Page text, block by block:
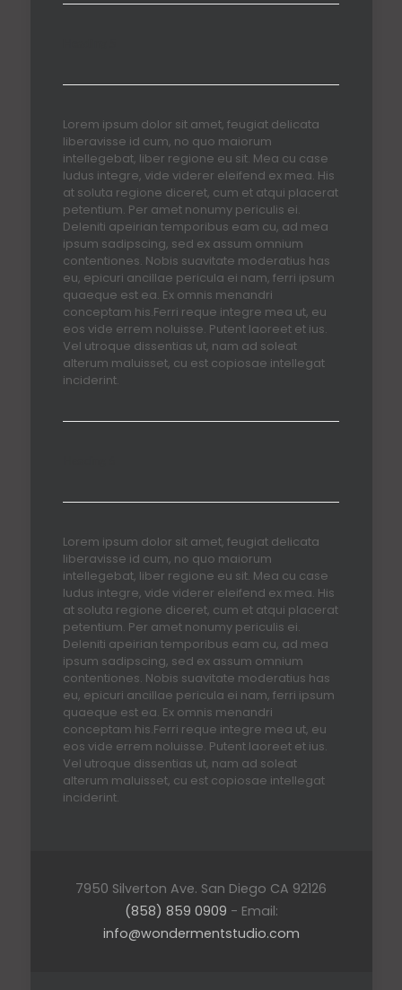
Lorem ipsum dolor sit amet, feugiat delicata
liberavisse id cum, no quo maiorum
intellegebat, liber regione eu sit. Mea cu case
ludus integre, vide viderer eleifend ex mea. His
at soluta regione diceret, cum et atqui placerat
petentium. Per amet nonumy periculis ei.
Deleniti apeirian temporibus eam cu, ad mea
ipsum sadipscing, sed ex assum omnium
contentiones. Nobis suavitate moderatius has
eu, epicuri ancillae pericula ei nam, ferri ipsum
quaeque est ea. Ex omnis menandri
conceptam his.Ferri reque integre mea ut, eu
eos vide errem noluisse. Putent laoreet et ius.
Vel utroque dissentias ut, nam ad soleat
alterum maluisset, cu est copiosae intellegat
inciderint.
Lorem ipsum dolor sit amet, feugiat delicata
liberavisse id cum, no quo maiorum
intellegebat, liber regione eu sit. Mea cu case
ludus integre, vide viderer eleifend ex mea. His
at soluta regione diceret, cum et atqui placerat
petentium. Per amet nonumy periculis ei.
Deleniti apeirian temporibus eam cu, ad mea
ipsum sadipscing, sed ex assum omnium
contentiones. Nobis suavitate moderatius has
eu, epicuri ancillae pericula ei nam, ferri ipsum
quaeque est ea. Ex omnis menandri
conceptam his.Ferri reque integre mea ut, eu
eos vide errem noluisse. Putent laoreet et ius.
Vel utroque dissentias ut, nam ad soleat
alterum maluisset, cu est copiosae intellegat
inciderint.
7950 Silverton Ave. San Diego CA 92126
(858) 859 0909 - Email:
info@wondermentstudio.com